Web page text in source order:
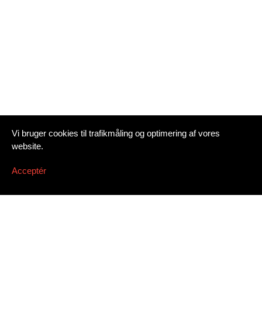
Vi bruger cookies til trafikmåling og optimering af vores
website.
Acceptér